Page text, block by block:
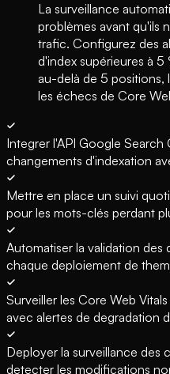
La surveillance
problèmes avant qu'ils
trafic. Configurez des
d'index supérieures à
au-delà de 5 positions,
les échecs de Core
Integrer l'API Google Search
changements d'indexation
Mettre en place un suivi
pour les mots-clés perdant
Automatiser la validation des
chaque deploiement de
Surveiller les Core Web
avec alertes de degradation
Deployer la surveillance
detecter les modifications